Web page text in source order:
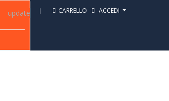
CARRELLO ACCEDI
update